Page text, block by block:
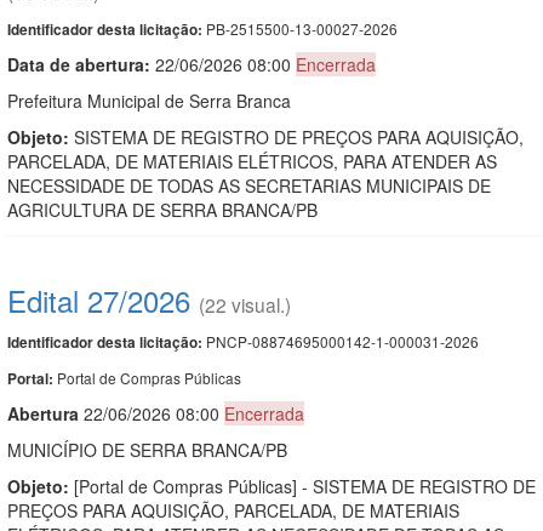
Identificador desta licitação: PB-2515500-13-00027-2026
Data de abertura: 22/06/2026 08:00 Encerrada
Prefeitura Municipal de Serra Branca
Objeto: SISTEMA DE REGISTRO DE PREÇOS PARA AQUISIÇÃO,
PARCELADA, DE MATERIAIS ELÉTRICOS, PARA ATENDER AS
NECESSIDADE DE TODAS AS SECRETARIAS MUNICIPAIS DE
AGRICULTURA DE SERRA BRANCA/PB
Edital 27/2026 (22 visual.)
Identificador desta licitação: PNCP-08874695000142-1-000031-2026
Portal: Portal de Compras Públicas
Abertura 22/06/2026 08:00 Encerrada
MUNICÍPIO DE SERRA BRANCA/PB
Objeto: [Portal de Compras Públicas] - SISTEMA DE REGISTRO DE
PREÇOS PARA AQUISIÇÃO, PARCELADA, DE MATERIAIS